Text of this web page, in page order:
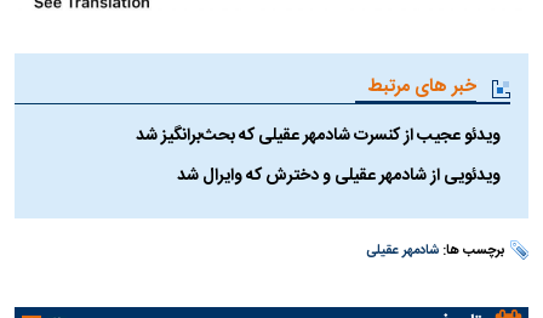
خبر های مرتبط
ویدئو عجیب از کنسرت شادمهر عقیلی که بحث‌برانگیز شد
ویدئویی از شادمهر عقیلی و دخترش که وایرال شد
برچسب ها:شادمهر عقیلی